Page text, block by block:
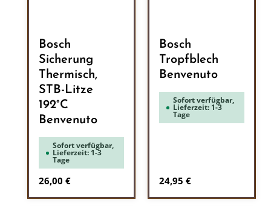
Bosch
Sicherung
Thermisch,
STB-Litze
192°C
Benvenuto
Sofort verfügbar,
Lieferzeit: 1-3
Tage
Regulärer Preis:
26,00 €
Bosch
Tropfblech
Benvenuto
Sofort verfügbar,
Lieferzeit: 1-3
Tage
Regulärer Preis:
24,95 €